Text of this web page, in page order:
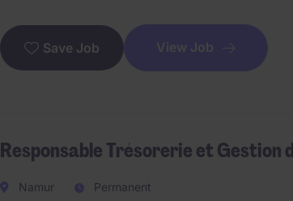
Save Job View Job
Responsable Trésorerie et Gestion
Namur Permanent